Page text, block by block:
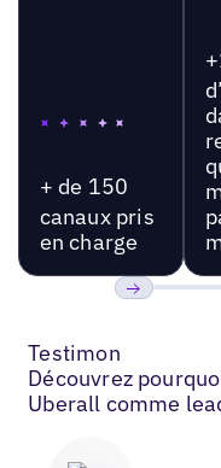
+ de 150
canaux pris
en charge
Testimon
Découvrez
Uberall comme